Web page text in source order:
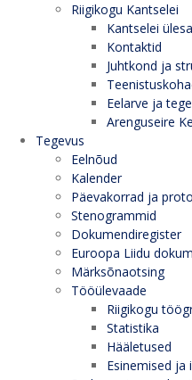
Riigikogu Kantselei
Kantselei
Kontaktid
Juhtkond ja
Eelarve ja
Arenguseire
Tegevus
Eelnõud
Kalender
Päevakorrad ja
Stenogrammid
Dokumendiregister
Euroopa Liidu
Märksõnaotsing
Tööülevaade
Riigikogu
Statistika
Hääletused
Esinemised